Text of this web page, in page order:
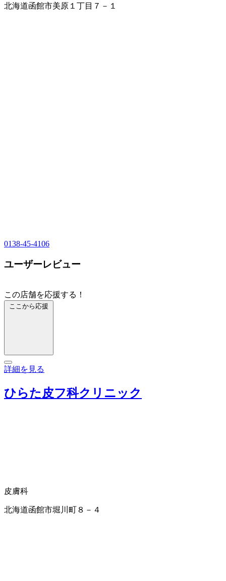
北海道函館市美原１丁目７－１
0138-45-4106
ユーザーレビュー
この店舗を応援する！
ここから応援
詳細を見る
ひらた皮フ科クリニック
皮膚科
北海道函館市堀川町８－４